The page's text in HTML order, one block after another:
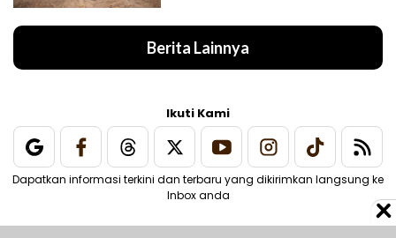
Berita Lainnya
Ikuti Kami
Dapatkan informasi terkini dan terbaru yang dikirimkan langsung ke
Inbox anda